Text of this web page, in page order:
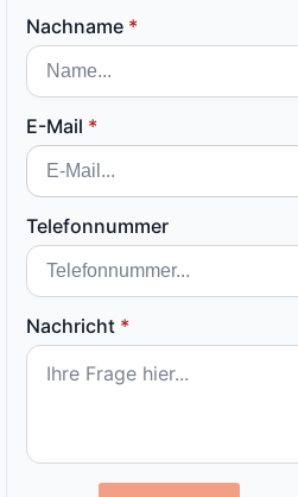
Nachname *
E-Mail *
Telefonnummer
Nachricht *